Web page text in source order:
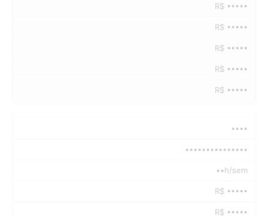
R$ •••••
R$ •••••
R$ •••••
R$ •••••
R$ •••••
••••
•••••••••••••••
••h/sem
R$ •••••
R$ •••••